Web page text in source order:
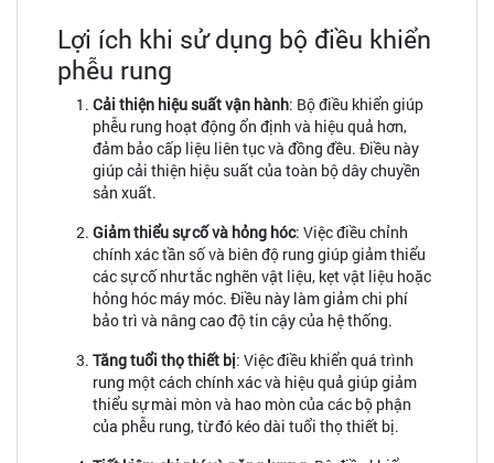
Lợi ích khi sử dụng bộ điều khiển
phễu rung
Cải thiện hiệu suất vận hành: Bộ điều khiển giúp
phễu rung hoạt động ổn định và hiệu quả hơn,
đảm bảo cấp liệu liên tục và đồng đều. Điều này
giúp cải thiện hiệu suất của toàn bộ dây chuyền
sản xuất.
Giảm thiểu sự cố và hỏng hóc: Việc điều chỉnh
chính xác tần số và biên độ rung giúp giảm thiểu
các sự cố như tắc nghẽn vật liệu, kẹt vật liệu hoặc
hỏng hóc máy móc. Điều này làm giảm chi phí
bảo trì và nâng cao độ tin cậy của hệ thống.
Tăng tuổi thọ thiết bị: Việc điều khiển quá trình
rung một cách chính xác và hiệu quả giúp giảm
thiểu sự mài mòn và hao mòn của các bộ phận
của phễu rung, từ đó kéo dài tuổi thọ thiết bị.